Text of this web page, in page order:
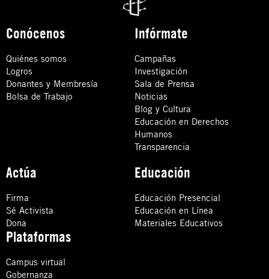
Conócenos
Quiénes somos
Logros
Donantes y Membresía
Bolsa de Trabajo
Infórmate
Campañas
Investigación
Sala de Prensa
Noticias
Blog y Cultura
Educación en Derechos
Humanos
Transparencia
Actúa
Firma
Sé Activista
Dona
Educación
Educación Presencial
Educación en Línea
Materiales Educativos
Plataformas
Campus virtual
Gobernanza